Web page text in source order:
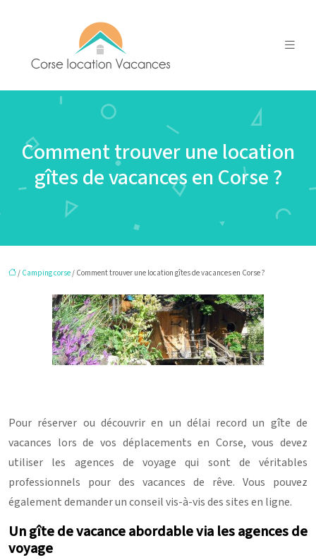
Comment trouver une location
gîtes de vacances en Corse ?
/ Camping corse/ Comment trouver une location gîtes de vacances en Corse ?
Pour réserver ou découvrir en un délai record un gîte de
vacances lors de vos déplacements en Corse, vous devez
utiliser les agences de voyage qui sont de véritables
professionnels pour des vacances de rêve. Vous pouvez
également demander un conseil vis-à-vis des sites en ligne.
Un gîte de vacance abordable via les agences de
voyage